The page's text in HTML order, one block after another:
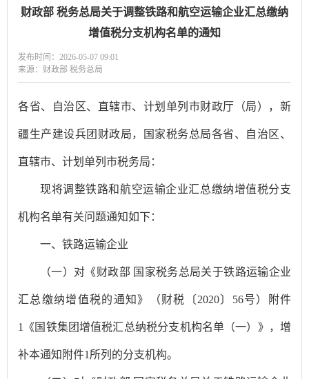
财政部 税务总局关于调整铁路和航空运输企业汇总缴纳
增值税分支机构名单的通知
发布时间：2026-05-07 09:01
来源：财政部 税务总局
各省、自治区、直辖市、计划单列市财政厅（局），新
疆生产建设兵团财政局，国家税务总局各省、自治区、
直辖市、计划单列市税务局：
现将调整铁路和航空运输企业汇总缴纳增值税分支
机构名单有关问题通知如下：
一、铁路运输企业
（一）对《财政部 国家税务总局关于铁路运输企业
汇总缴纳增值税的通知》（财税〔2020〕56号）附件
1《国铁集团增值税汇总纳税分支机构名单（一）》，增
补本通知附件1所列的分支机构。